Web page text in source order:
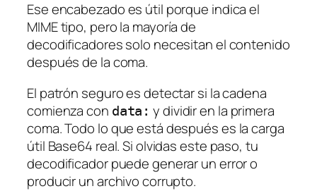
Ese encabezado es útil porque indica el
MIME tipo, pero la mayoría de
decodificadores solo necesitan el contenido
después de la coma.
El patrón seguro es detectar si la cadena
comienza con data: y dividir en la primera
coma. Todo lo que está después es la carga
útil Base64 real. Si olvidas este paso, tu
decodificador puede generar un error o
producir un archivo corrupto.